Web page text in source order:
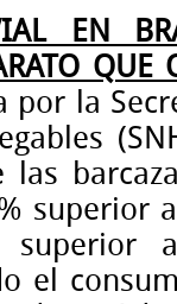
EN
QUE
por la
las
superior
superior
el